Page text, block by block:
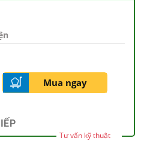
Mua ngay
Tư vấn kỹ thuật